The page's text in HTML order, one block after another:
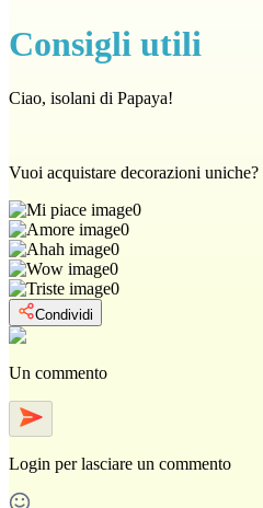
Consigli utili
Ciao, isolani di Papaya!
Vuoi acquistare decorazioni
0
0
0
0
0
Condividi
Un commento
Login per lasciare un commento